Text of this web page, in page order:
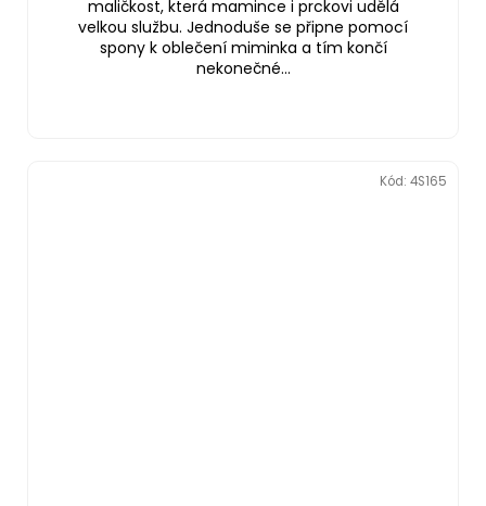
maličkost, která mamince i prckovi udělá
velkou službu. Jednoduše se připne pomocí
spony k oblečení miminka a tím končí
nekonečné...
Kód: 4S165